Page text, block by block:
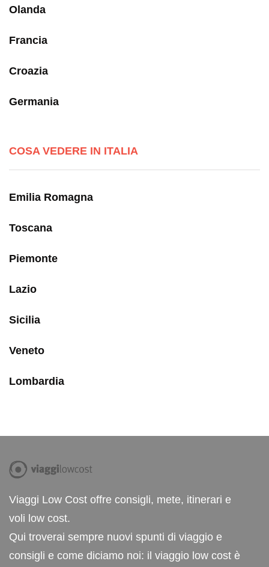
Olanda
Francia
Croazia
Germania
COSA VEDERE IN ITALIA
Emilia Romagna
Toscana
Piemonte
Lazio
Sicilia
Veneto
Lombardia
Viaggi Low Cost offre consigli, mete, itinerari e
voli low cost.
Qui troverai sempre nuovi spunti di viaggio e
consigli e come diciamo noi: il viaggio low cost è